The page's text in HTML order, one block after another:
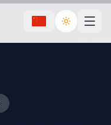
Toggle